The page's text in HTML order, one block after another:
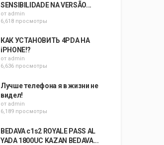
SENSIBILIDADE NA VERSÃO...
от admin
6,618 просмотры
КАК УСТАНОВИТЬ 4PDA НА
iPHONE!?
от admin
6,636 просмотры
Лучше телефона я в жизни не
видел!
от admin
6,189 просмотры
BEDAVA c1s2 ROYALE PASS AL
YADA 1800UC KAZAN BEDAVA...